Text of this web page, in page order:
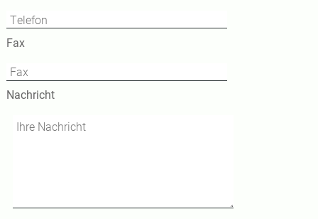
Fax
Nachricht